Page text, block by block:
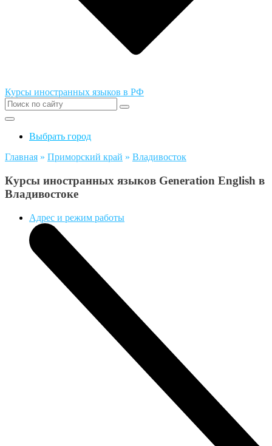
Курсы иностранных языков в РФ
Выбрать город
Главная » Приморский край » Владивосток
Курсы иностранных языков Generation English в
Владивостоке
Адрес и режим работы